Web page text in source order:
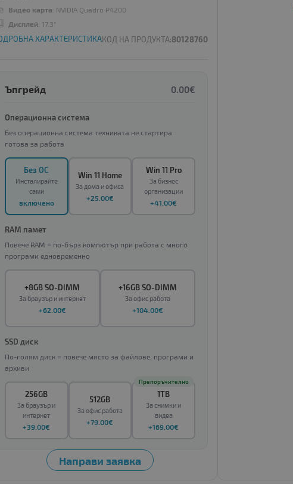
Видео карта: NVIDIA Quadro P4200
Дисплей: 17.3"
ХАРАКТЕРИСТИКАКОД НА ПРОДУКТА:80128760
Ъпгрейд 0.00€
Операционна система
Без операционна система техниката не стартира
готова за работа
Без ОС
Инсталирайте
сами
включено
Win 11 Home
За дома и офиса
+25.00€
Win 11 Pro
За бизнес
организации
+41.00€
RAM памет
Повече RAM = по-бърз компютър при работа с много
програми едновременно
+8GB SO-DIMM
За браузър и интернет
+62.00€
+16GB SO-DIMM
За офис работа
+104.00€
SSD диск
По-голям диск = повече място за файлове, програми и
архиви
256GB
За браузър и
интернет
+39.00€
512GB
За офис работа
+79.00€
1TB
За снимки и
видеа
+169.00€
Препоръчително